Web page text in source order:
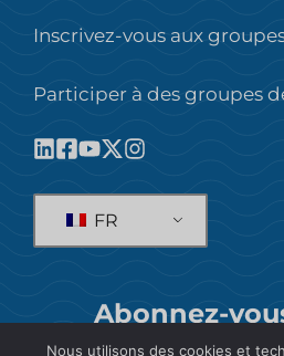
Inscrivez-vous aux
Participer à des groupes
FR
Abonnez-
Nous utilisons des cookies et